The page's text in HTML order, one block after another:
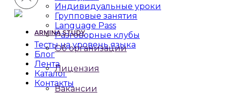
Индивидуальные уроки
Групповые занятия
Language Pass
Разговорные клубы
Тесты на уровень языка
Блог
Лента
Каталог
Контакты
ARMINA STUDY
Об организации
Лицензия
Вакансии